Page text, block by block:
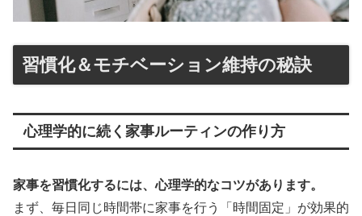
習慣化＆モチベーション維持の秘訣
心理学的に続く家事ルーティンの作り方
家事を習慣化するには、心理学的なコツがあります。
まず、毎日同じ時間帯に家事を行う「時間固定」が効果的